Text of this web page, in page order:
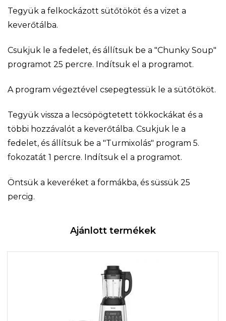
Tegyük a felkockázott sütőtököt és a vizet a
keverőtálba.
Csukjuk le a fedelet, és állítsuk be a "Chunky Soup"
programot 25 percre. Indítsuk el a programot.
A program végeztével csepegtessük le a sütőtököt.
Tegyük vissza a lecsöpögtetett tökkockákat és a
többi hozzávalót a keverőtálba. Csukjuk le a
fedelet, és állítsuk be a "Turmixolás" program 5.
fokozatát 1 percre. Indítsuk el a programot.
Öntsük a keveréket a formákba, és süssük 25
percig.
Ajánlott termékek